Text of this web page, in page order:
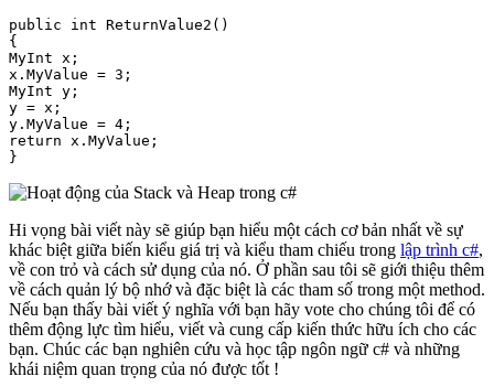
public int ReturnValue2()
{
MyInt x;
x.MyValue = 3;
MyInt y;
y = x;
y.MyValue = 4;
return x.MyValue;
}
Hi vọng bài viết này sẽ giúp bạn hiểu một cách cơ bản nhất về sự
khác biệt giữa biến kiểu giá trị và kiểu tham chiếu trong lập trình c#,
về con trỏ và cách sử dụng của nó. Ở phần sau tôi sẽ giới thiệu thêm
về cách quản lý bộ nhớ và đặc biệt là các tham số trong một method.
Nếu bạn thấy bài viết ý nghĩa với bạn hãy vote cho chúng tôi để có
thêm động lực tìm hiểu, viết và cung cấp kiến thức hữu ích cho các
bạn. Chúc các bạn nghiên cứu và học tập ngôn ngữ c# và những
khái niệm quan trọng của nó được tốt !